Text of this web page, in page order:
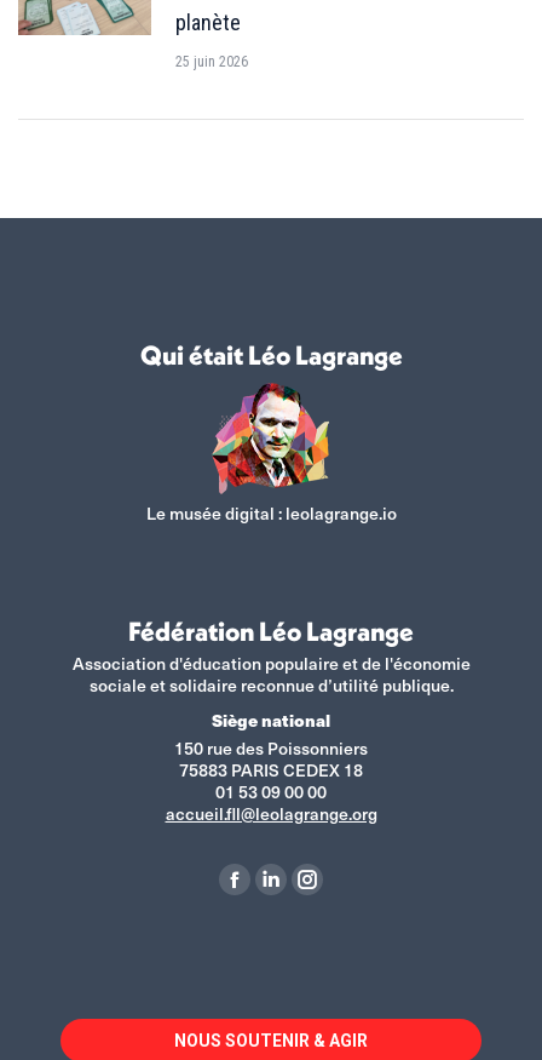
planète
25 juin 2026
Qui était Léo Lagrange
Le musée digital : leolagrange.io
Fédération Léo Lagrange
Association d'éducation populaire et de l'économie
sociale et solidaire reconnue d’utilité publique.
Siège national
150 rue des Poissonniers
75883 PARIS CEDEX 18
01 53 09 00 00
accueil.fll@leolagrange.org
La
dans
une
La
dans
une
La
dans
une
NOUS SOUTENIR & AGIR